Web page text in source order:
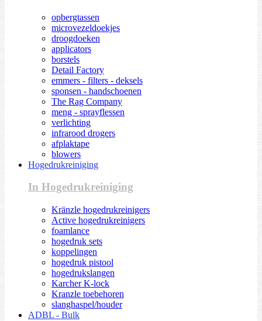
opbergtassen
microvezeldoekjes
droogdoeken
applicators
borstels
Detail Factory
emmers - filters - deksels
sponsen - handschoenen
The Rag Company
meng - sprayflessen
verlichting
infrarood drogers
afplaktape
blowers
Hogedrukreiniging
In Hogedrukreiniging
Kränzle hogedrukreinigers
Active hogedrukreinigers
foamlance
hogedruk sets
koppelingen
hogedruk pistool
hogedrukslangen
Karcher K-lock
Kranzle toebehoren
slanghaspel/houder
ADBL - Bulk